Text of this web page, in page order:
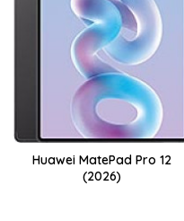
Huawei MatePad Pro 12
(2026)